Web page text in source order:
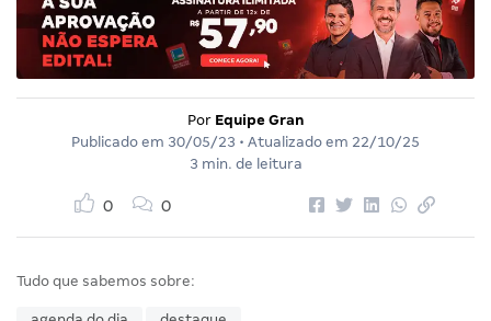
Por Equipe Gran
Publicado em 30/05/23 • Atualizado em 22/10/25
3 min. de leitura
0 0
Tudo que sabemos sobre: